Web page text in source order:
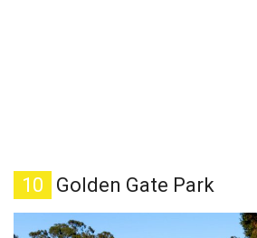
10 Golden Gate Park